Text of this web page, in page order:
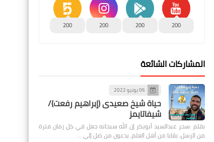
200
200
200
200
المشاركات الشائعة
06 يونيو 2022
حياة شيخ صعيدى (إبراهيم رفعت)/
شيفاتايمز
بقلم :سحر عبدالسيد أبوبكر إن الله سبحانه جعل في كل زمان فترة
من الرسل، بقايا من أهل العلم، يدعون من ضل إلى …